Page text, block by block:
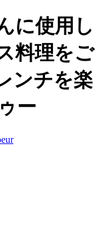
に使用し
料理をご
ンチを楽
ー